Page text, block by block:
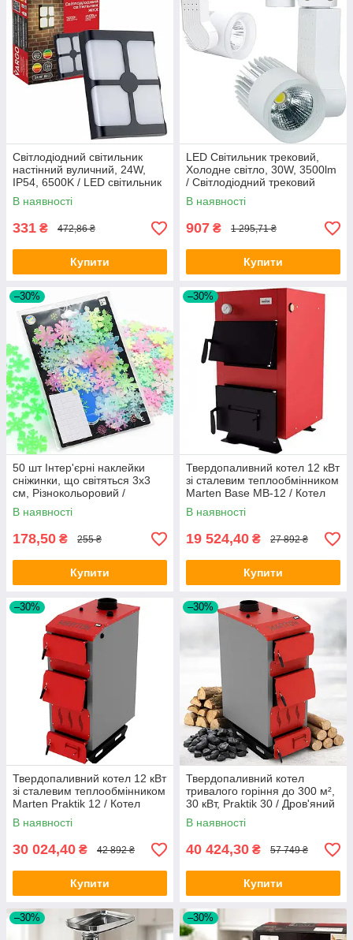
Світлодіодний світильник
настінний вуличний, 24W,
IP54, 6500K / LED світильник
фасадний / Світильник
світлодіодний
В наявності
331 ₴ 472,86 ₴
Купити
LED Світильник трековий,
Холодне світло, 30W, 3500lm
/ Світлодіодний трековий
світильник / Магнітний
трековий світильник
В наявності
907 ₴ 1 295,71 ₴
Купити
–30%
50 шт Інтер'єрні наклейки
сніжинки, що світяться 3х3
см, Різнокольоровий /
Люмінесцентні фосфорні
сніжинки для дитячої кімнати
В наявності
178,50 ₴ 255 ₴
Купити
–30%
Твердопаливний котел 12 кВт
зі сталевим теплообмінником
Marten Base MB-12 / Котел
твердопаливний
В наявності
19 524,40 ₴ 27 892 ₴
Купити
–30%
Твердопаливний котел 12 кВт
зі сталевим теплообмінником
Marten Praktik 12 / Котел
опалення / Котел
твердопаливний
В наявності
30 024,40 ₴ 42 892 ₴
Купити
–30%
Твердопаливний котел
тривалого горіння до 300 м²,
30 кВт, Praktik 30 / Дров'яний
котел для дому / Котел на
дровах та вугіллі
В наявності
40 424,30 ₴ 57 749 ₴
Купити
–30% –30%